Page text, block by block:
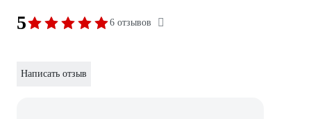
5 6 отзывов
Написать отзыв